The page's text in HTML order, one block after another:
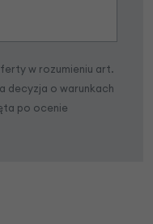
w rozumieniu art.
decyzja o warunkach
po ocenie